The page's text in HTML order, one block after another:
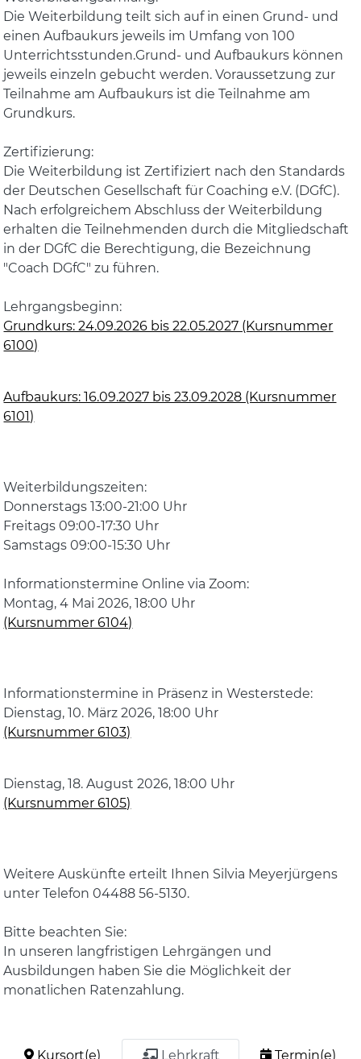
Die Weiterbildung teilt sich auf in einen Grund- und
einen Aufbaukurs jeweils im Umfang von 100
Unterrichtsstunden.Grund- und Aufbaukurs können
jeweils einzeln gebucht werden. Voraussetzung zur
Teilnahme am Aufbaukurs ist die Teilnahme am
Grundkurs.
Zertifizierung:
Die Weiterbildung ist Zertifiziert nach den Standards
der Deutschen Gesellschaft für Coaching e.V. (DGfC).
Nach erfolgreichem Abschluss der Weiterbildung
erhalten die Teilnehmenden durch die Mitgliedschaft
in der DGfC die Berechtigung, die Bezeichnung
"Coach DGfC" zu führen.
Lehrgangsbeginn:
Grundkurs: 24.09.2026 bis 22.05.2027 (Kursnummer
6100)
Aufbaukurs: 16.09.2027 bis 23.09.2028 (Kursnummer
6101)
Weiterbildungszeiten:
Donnerstags 13:00-21:00 Uhr
Freitags 09:00-17:30 Uhr
Samstags 09:00-15:30 Uhr
Informationstermine Online via Zoom:
Montag, 4 Mai 2026, 18:00 Uhr
(Kursnummer 6104)
Informationstermine in Präsenz in Westerstede:
Dienstag, 10. März 2026, 18:00 Uhr
(Kursnummer 6103)
Dienstag, 18. August 2026, 18:00 Uhr
(Kursnummer 6105)
Weitere Auskünfte erteilt Ihnen Silvia Meyerjürgens
unter Telefon 04488 56-5130.
Bitte beachten Sie:
In unseren langfristigen Lehrgängen und
Ausbildungen haben Sie die Möglichkeit der
monatlichen Ratenzahlung.
Kursort(e) Lehrkraft Termin(e)